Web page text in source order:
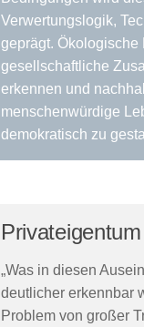
Verwertungslogik,
geprägt.
gesellschaftliche
erkennen und
menschenwürdige
demokratisch zu
„Was in diesen
deutlicher erkennbar
Problem von großer